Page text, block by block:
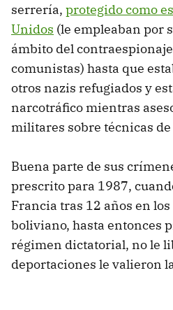
serrería, protegido como
Unidos (le empleaban por
ámbito del
comunistas) hasta que
otros nazis refugiados y
narcotráfico mientras
militares sobre técnicas
Buena parte de sus
prescrito para 1987,
Francia tras 12 años en
boliviano, hasta entonces
régimen dictatorial, no le
deportaciones le valieron